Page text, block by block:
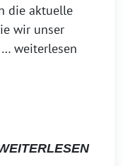
die aktuelle
wir unser
… weiterlesen